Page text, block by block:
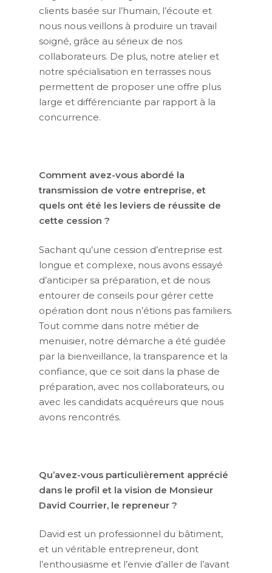
clients basée sur l’humain, l’écoute et
nous nous veillons à produire un travail
soigné, grâce au sérieux de nos
collaborateurs. De plus, notre atelier et
notre spécialisation en terrasses nous
permettent de proposer une offre plus
large et différenciante par rapport à la
concurrence.
Comment avez-vous abordé la
transmission de votre entreprise, et
quels ont été les leviers de réussite de
cette cession ?
Sachant qu’une cession d’entreprise est
longue et complexe, nous avons essayé
d’anticiper sa préparation, et de nous
entourer de conseils pour gérer cette
opération dont nous n’étions pas familiers.
Tout comme dans notre métier de
menuisier, notre démarche a été guidée
par la bienveillance, la transparence et la
confiance, que ce soit dans la phase de
préparation, avec nos collaborateurs, ou
avec les candidats acquéreurs que nous
avons rencontrés.
Qu’avez-vous particulièrement apprécié
dans le profil et la vision de Monsieur
David Courrier, le repreneur ?
David est un professionnel du bâtiment,
et un véritable entrepreneur, dont
l’enthousiasme et l’envie d’aller de l’avant